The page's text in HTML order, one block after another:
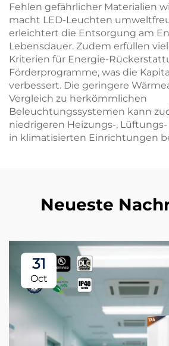
Fehlen gefährlicher Materialien
macht LED-Leuchten
erleichtert die Entsorgung am
Lebensdauer. Zudem erfüllen
Kriterien für Energie-
Förderprogramme, was die
verbessert. Die geringere
Vergleich zu herkömmlichen
Beleuchtungssystemen kann
niedrigeren Heizungs-,
in klimatisierten Einrichtungen
Neueste
31
Oct